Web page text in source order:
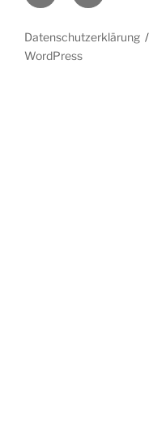
Datenschutzerklärung
WordPress